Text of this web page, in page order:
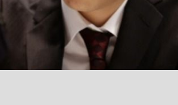
実 選手が明かす...